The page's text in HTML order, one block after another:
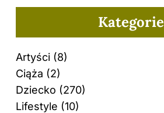
Kategorie
Artyści (8)
Ciąża (2)
Dziecko (270)
Lifestyle (10)